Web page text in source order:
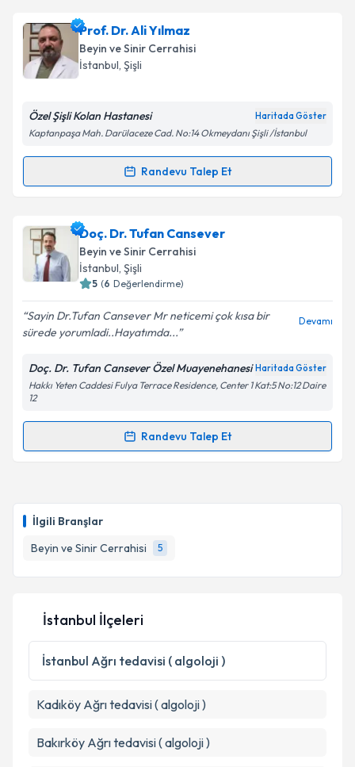
İlgili Branşlar
Beyin ve Sinir Cerrahisi
5
Op. Dr. Kerem Bıkmaziçin randevu takvimi talebi
oluşturun. Size bu uzmandan randevu almanız için bir
takvim hazırlandığında e-posta ile bilgilendireceğiz.
Kişisel verilerimin işlenmesine ilişkin
Metni'ni okudum ve kişisel verilerimin belirtilen
Takvim Talebini Gönder
Prof. Dr. Ali Yılmaz
Beyin ve Sinir Cerrahisi
İstanbul, Şişli
Özel Şişli Kolan Hastanesi Haritada Göster
Kaptanpaşa Mah. Darülaceze Cad. No:14 Okmeydanı Şişli /İstanbul
Randevu Talep Et
Randevu Takvimi Talebi
Prof. Dr. Ali Yılmaziçin randevu takvimi talebi
oluşturun. Size bu uzmandan randevu almanız için bir
takvim hazırlandığında e-posta ile bilgilendireceğiz.
Kişisel verilerimin işlenmesine ilişkinAydınlatma
Metni'ni okudum ve kişisel verilerimin belirtilen
Takvim Talebini Gönder
Doç. Dr. Tufan Cansever
Beyin ve Sinir Cerrahisi
İstanbul, Şişli
5 (6 Değerlendirme)
Sayin Dr.Tufan Cansever Mr neticemi çok kısa bir
sürede yorumladi..Hayatımda...
Devamı
Doç. Dr. Tufan Cansever Özel Muayenehanesi Haritada Göster
Hakkı Yeten Caddesi Fulya Terrace Residence, Center 1 Kat:5 No:12 Daire
12
Randevu Talep Et
Randevu Takvimi Talebi
takvim hazırlandığında e-posta ile bilgilendireceğiz.
Kişisel verilerimin işlenmesine ilişkinAydınlatma
Metni'ni okudum ve kişisel verilerimin belirtilen
kapsamda işlenmesini kabul ediyorum.
İstanbul İlçeleri
İstanbul Ağrı tedavisi ( algoloji )
Kadıköy Ağrı tedavisi ( algoloji )
Bakırköy Ağrı tedavisi ( algoloji )